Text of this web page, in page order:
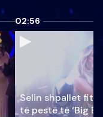
02:56
Selin shpallet
të pestë të ‘Big